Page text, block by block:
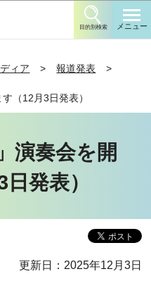
目的別検索 メニュー
ィア
報道発表
（12月3日発表）
演奏会を開
発表）
更新日：2025年12月3日